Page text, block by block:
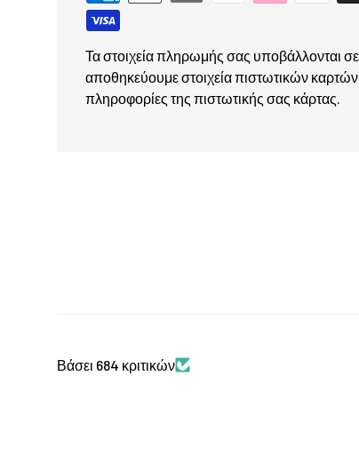
Τα στοιχεία πληρωμής σας υποβάλλονται
αποθηκεύουμε στοιχεία πιστωτικών
πληροφορίες της πιστωτικής σας κάρτας.
Βάσει 684 κριτικών